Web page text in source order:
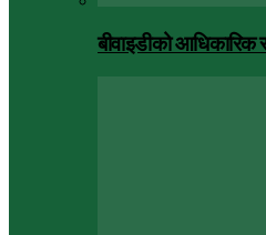
बीवाइडीको आधिकारिक